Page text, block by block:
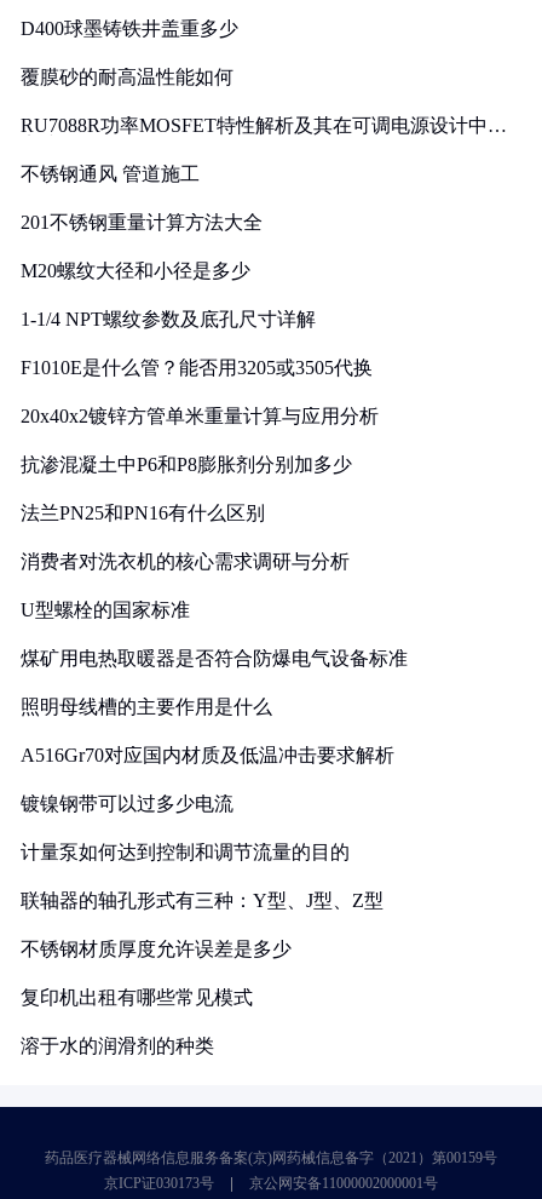
D400球墨铸铁井盖重多少
覆膜砂的耐高温性能如何
RU7088R功率MOSFET特性解析及其在可调电源设计中的
不锈钢通风 管道施工
201不锈钢重量计算方法大全
M20螺纹大径和小径是多少
1-1/4 NPT螺纹参数及底孔尺寸详解
F1010E是什么管？能否用3205或3505代换
20x40x2镀锌方管单米重量计算与应用分析
抗渗混凝土中P6和P8膨胀剂分别加多少
法兰PN25和PN16有什么区别
消费者对洗衣机的核心需求调研与分析
U型螺栓的国家标准
煤矿用电热取暖器是否符合防爆电气设备标准
照明母线槽的主要作用是什么
A516Gr70对应国内材质及低温冲击要求解析
镀镍钢带可以过多少电流
计量泵如何达到控制和调节流量的目的
联轴器的轴孔形式有三种：Y型、J型、Z型
不锈钢材质厚度允许误差是多少
复印机出租有哪些常见模式
溶于水的润滑剂的种类
药品医疗器械网络信息服务备案(京)网药械信息备字（2021）第00159号
京ICP证030173号
京公网安备11000002000001号